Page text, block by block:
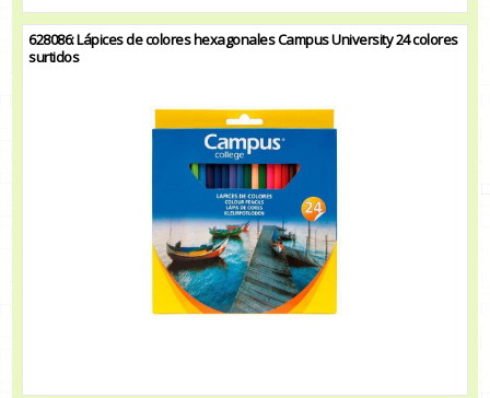
628086: Lápices de colores hexagonales Campus University 24 colores
surtidos